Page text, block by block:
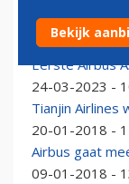
Airbus bouwt
06-04-2023 -
Eerste Airbus
24-03-2023 -
Tianjin Airlines
20-01-2018 -
Airbus gaat
09-01-2018 -
Bekijk